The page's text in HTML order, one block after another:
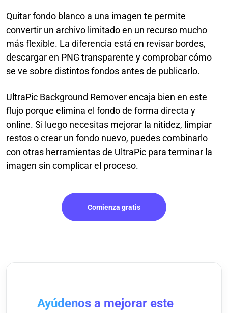
Quitar fondo blanco a una imagen te permite
convertir un archivo limitado en un recurso mucho
más flexible. La diferencia está en revisar bordes,
descargar en PNG transparente y comprobar cómo
se ve sobre distintos fondos antes de publicarlo.
UltraPic Background Remover encaja bien en este
flujo porque elimina el fondo de forma directa y
online. Si luego necesitas mejorar la nitidez, limpiar
restos o crear un fondo nuevo, puedes combinarlo
con otras herramientas de UltraPic para terminar la
imagen sin complicar el proceso.
Comienza gratis
Ayúdenos a mejorar este